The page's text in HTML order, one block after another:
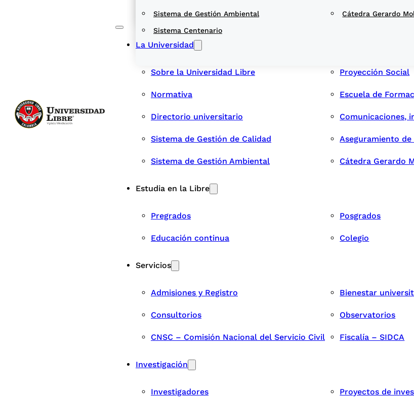
Sistema de Gestión Ambiental Cátedra Gerardo
Sistema Centenario
La Universidad
Sobre la Universidad Libre Proyección Social
Normativa Escuela de
Directorio universitario Comunicaciones,
Sistema de Gestión de Calidad Aseguramiento
Sistema de Gestión Ambiental Cátedra Gerardo
Estudia en la Libre
Pregrados Posgrados
Educación continua Colegio
Servicios
Admisiones y Registro Bienestar
Consultorios Observatorios
CNSC – Comisión Nacional del Servicio Civil Fiscalía – SIDCA
Investigación
Investigadores Proyectos de